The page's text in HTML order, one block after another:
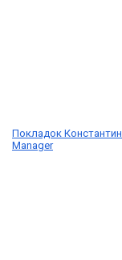
Покладок Константин
Manager